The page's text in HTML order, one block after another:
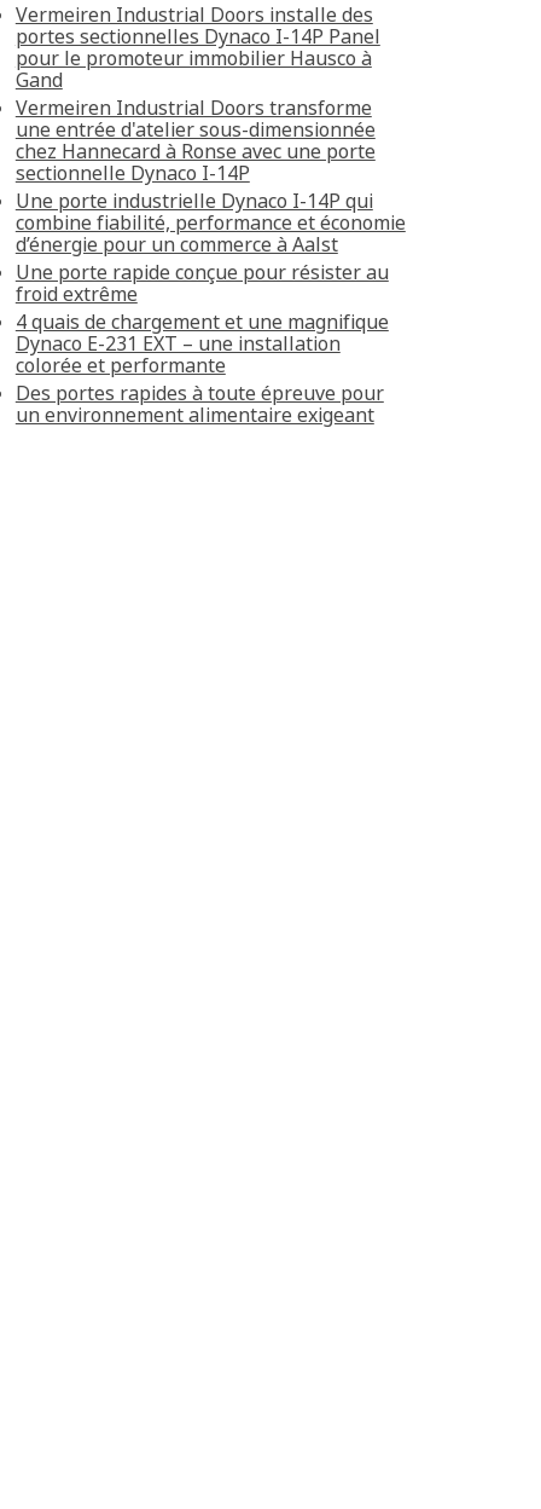
Vermeiren Industrial Doors installe des
portes sectionnelles Dynaco I-14P Panel
pour le promoteur immobilier Hausco à
Gand
Vermeiren Industrial Doors transforme
une entrée d'atelier sous-dimensionnée
chez Hannecard à Ronse avec une porte
sectionnelle Dynaco I-14P
Une porte industrielle Dynaco I-14P qui
combine fiabilité, performance et économie
d’énergie pour un commerce à Aalst
Une porte rapide conçue pour résister au
froid extrême
4 quais de chargement et une magnifique
Dynaco E-231 EXT – une installation
colorée et performante
Des portes rapides à toute épreuve pour
un environnement alimentaire exigeant